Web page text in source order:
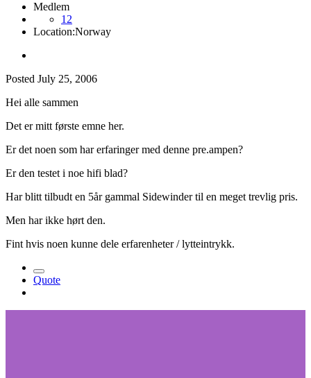
Medlem
12
Location:Norway
Posted July 25, 2006
Hei alle sammen
Det er mitt første emne her.
Er det noen som har erfaringer med denne pre.ampen?
Er den testet i noe hifi blad?
Har blitt tilbudt en 5år gammal Sidewinder til en meget trevlig pris.
Men har ikke hørt den.
Fint hvis noen kunne dele erfarenheter / lytteintrykk.
Quote